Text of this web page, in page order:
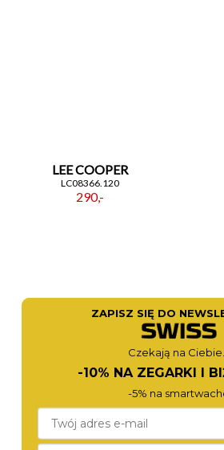
LEE COOPER
LC08366.120
290,-
LEE COOPER
LC08362.130
280,-
ZAPISZ SIĘ DO
Czekają na Ciebie...
-10% NA ZEGARKI I
-5% na